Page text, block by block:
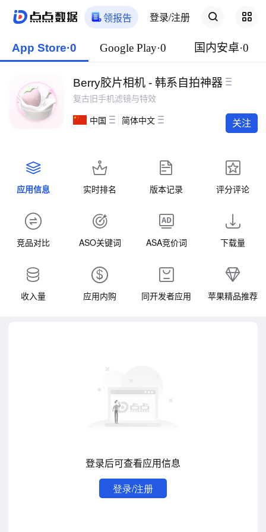
领报告 登录/注册
App Store·0 Google Play·0 国内安卓·0
Berry胶片相机 - 韩系自拍神器
复古旧手机滤镜与特效
中国 简体中文 关注
应用信息 实时排名 版本记录 评分评论
竞品对比 ASO关键词 ASA竞价词 下载量
收入量 应用内购 同开发者应用 苹果精品推荐
登录后可查看应用信息
登录/注册